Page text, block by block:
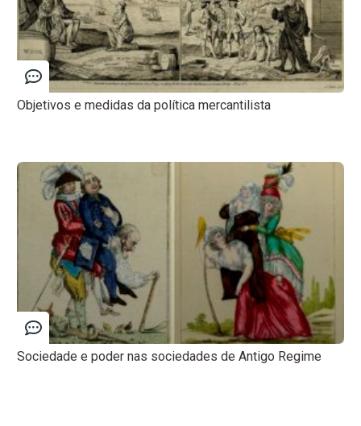
Objetivos e medidas da política mercantilista
Sociedade e poder nas sociedades de Antigo Regime